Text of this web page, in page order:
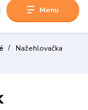
Menu
Nažehlovačka